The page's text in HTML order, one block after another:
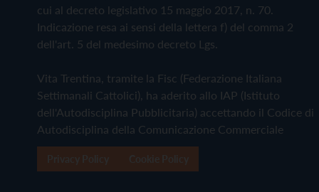
cui al decreto legislativo 15 maggio 2017, n. 70.
Indicazione resa ai sensi della lettera f) del comma 2
dell'art. 5 del medesimo decreto Lgs.
Vita Trentina, tramite la Fisc (Federazione Italiana
Settimanali Cattolici), ha aderito allo IAP (Istituto
dell'Autodisciplina Pubblicitaria) accettando il Codice di
Autodisciplina della Comunicazione Commerciale